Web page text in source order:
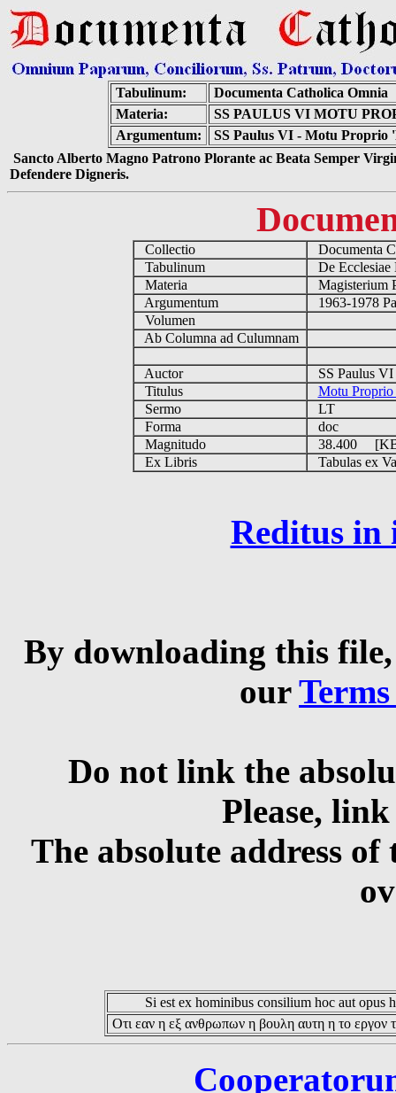
Tabulinum:
Documenta Catholica Omnia
Materia:
SS PAULUS VI MOTU
Argumentum:
SS Paulus VI - Motu Proprio
Sancto Alberto Magno Patrono Plorante ac Beata Semper
Defendere Digneris.
Collectio
Documenta
Tabulinum
De
Materia
Magisterium
Argumentum
1963-1978
Volumen
Ab Columna ad Culumnam
Auctor
SS Paulus
Titulus
Motu
Sermo
LT
Forma
doc
Magnitudo
38.400
Ex Libris
Tabulas ex
Reditus in
By downloading this
our
Do not link the
Please,
The absolute address
Si est ex hominibus consilium hoc aut opus
Οτι εαν η εξ ανθρωπων η βουλη αυτη η το εργον